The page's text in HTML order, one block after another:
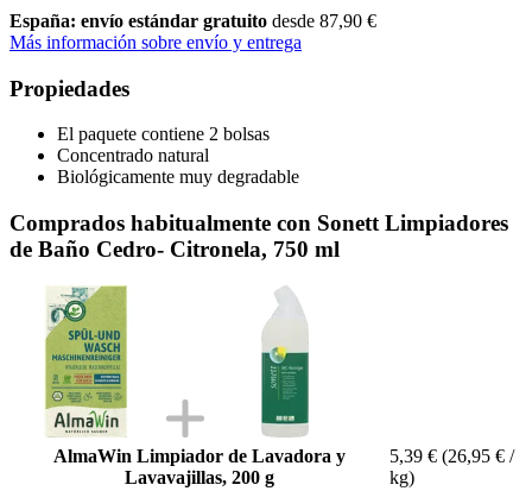
España: envío estándar gratuito desde 87,90 €
Más información sobre envío y entrega
Propiedades
El paquete contiene 2 bolsas
Concentrado natural
Biológicamente muy degradable
Comprados habitualmente con Sonett Limpiadores
de Baño Cedro- Citronela, 750 ml
AlmaWin Limpiador de Lavadora y
Lavavajillas, 200 g
5,39 € (26,95 € /
kg)